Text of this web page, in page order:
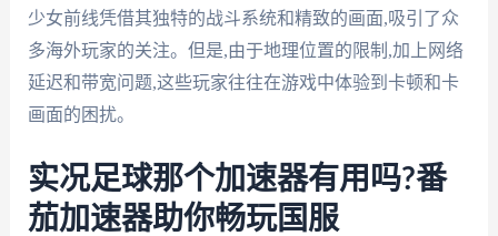
少女前线凭借其独特的战斗系统和精致的画面,吸引了众
多海外玩家的关注。但是,由于地理位置的限制,加上网络
延迟和带宽问题,这些玩家往往在游戏中体验到卡顿和卡
画面的困扰。
实况足球那个加速器有用吗?番
茄加速器助你畅玩国服